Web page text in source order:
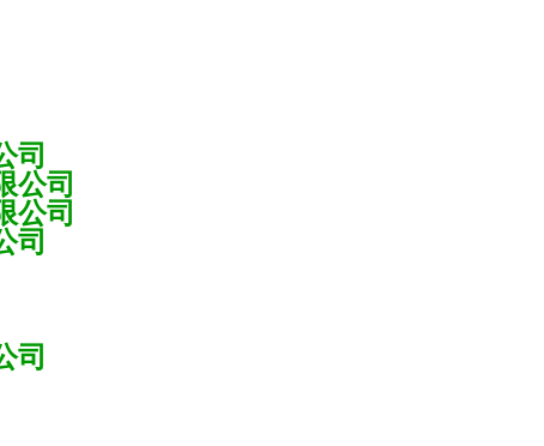
司
公司
公司
司
司